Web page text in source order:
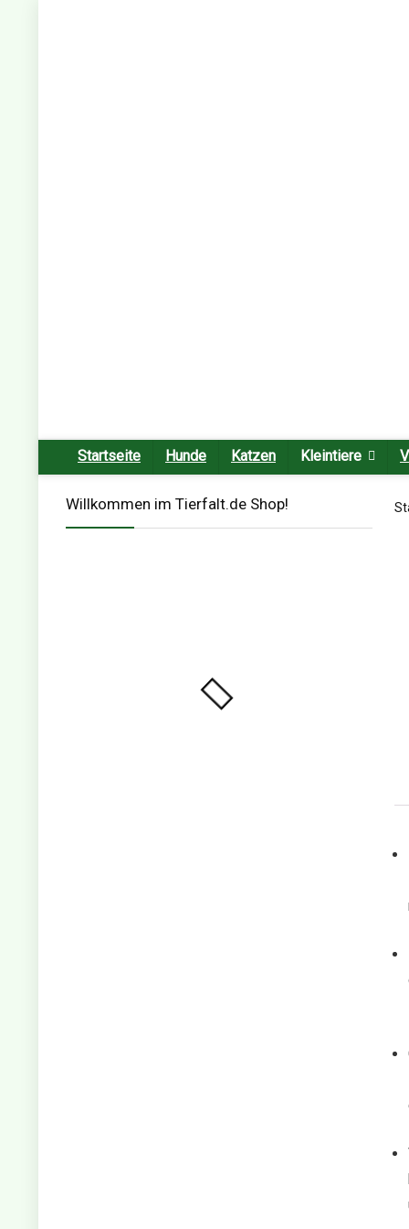
Startseite Hunde Katzen Kleintiere
Willkommen im Tierfalt.de Shop!